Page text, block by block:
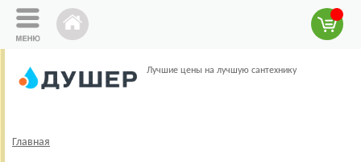
Лучшие цены на лучшую сантехнику
Главная